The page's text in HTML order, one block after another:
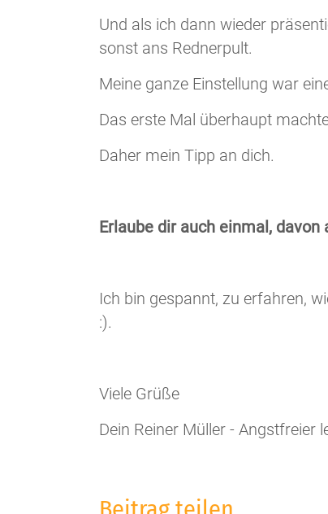
Und als ich dann wieder
sonst ans Rednerpult.
Meine ganze Einstellung war
Das erste Mal überhaupt
Daher mein Tipp an dich.
Erlaube dir auch einmal,
Ich bin gespannt, zu erfahren,
:).
Viele Grüße
Dein Reiner Müller - Angstfreier